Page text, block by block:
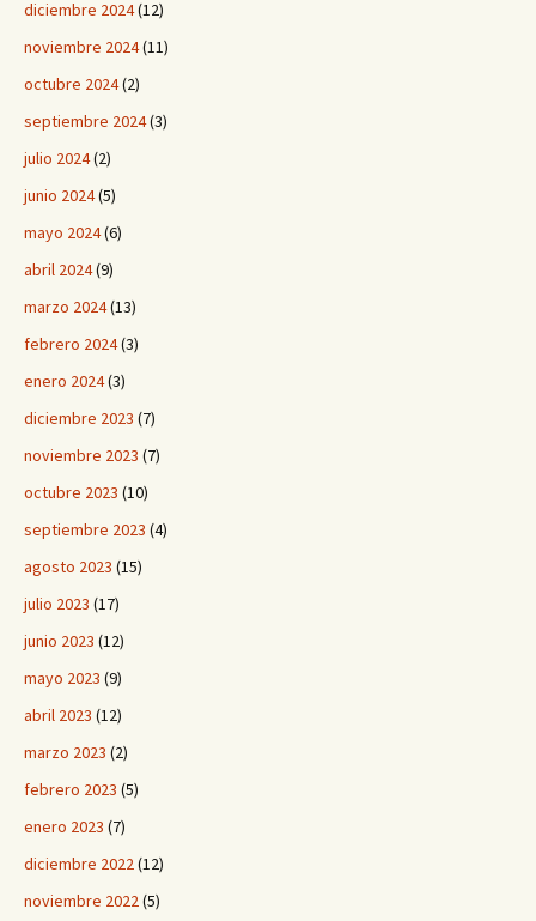
diciembre 2024(12)
noviembre 2024(11)
octubre 2024(2)
septiembre 2024(3)
julio 2024(2)
junio 2024(5)
mayo 2024(6)
abril 2024(9)
marzo 2024(13)
febrero 2024(3)
enero 2024(3)
diciembre 2023 (7)
noviembre 2023 (7)
octubre 2023 (10)
septiembre 2023 (4)
agosto 2023 (15)
julio 2023 (17)
junio 2023 (12)
mayo 2023 (9)
abril 2023 (12)
marzo 2023 (2)
febrero 2023 (5)
enero 2023 (7)
diciembre 2022(12)
noviembre 2022(5)